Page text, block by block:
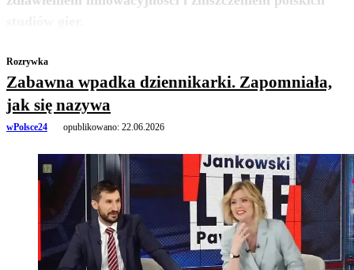
zobacz więcej
Rozrywka
Zabawna wpadka dziennikarki. Zapomniała,
jak się nazywa
wPolsce24 opublikowano: 22.06.2026